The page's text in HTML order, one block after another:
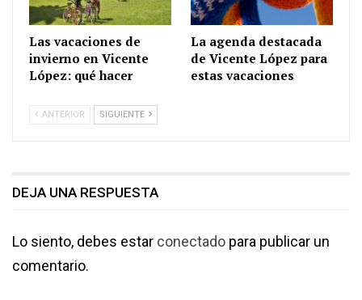
Las vacaciones de
invierno en Vicente
López: qué hacer
La agenda destacada
de Vicente López para
estas vacaciones
ANTERIOR SIGUIENTE
DEJA UNA RESPUESTA
Lo siento, debes estar conectado para publicar un
comentario.